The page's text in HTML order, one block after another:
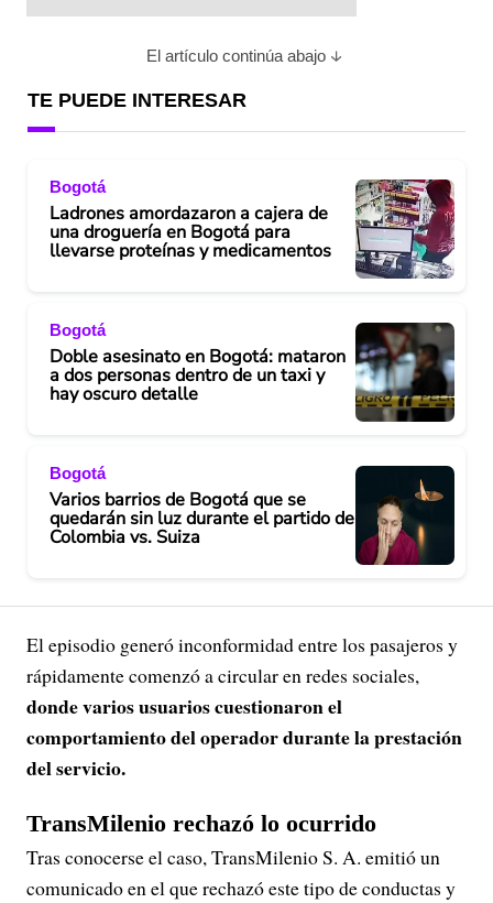
El artículo continúa abajo
TE PUEDE INTERESAR
Bogotá
Ladrones amordazaron a cajera de
una droguería en Bogotá para
llevarse proteínas y medicamentos
Bogotá
Doble asesinato en Bogotá: mataron
a dos personas dentro de un taxi y
hay oscuro detalle
Bogotá
Varios barrios de Bogotá que se
quedarán sin luz durante el partido de
Colombia vs. Suiza
El episodio generó inconformidad entre los pasajeros y
rápidamente comenzó a circular en redes sociales,
donde varios usuarios cuestionaron el
comportamiento del operador durante la prestación
del servicio.
TransMilenio rechazó lo ocurrido
Tras conocerse el caso, TransMilenio S. A. emitió un
comunicado en el que rechazó este tipo de conductas y